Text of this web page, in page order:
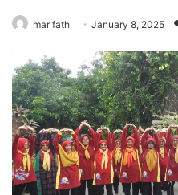
mar fath January 8, 2025